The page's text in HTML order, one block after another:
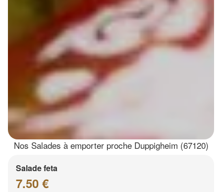
Nos Salades à emporter proche Duppigheim (67120)
Salade feta
7.50 €